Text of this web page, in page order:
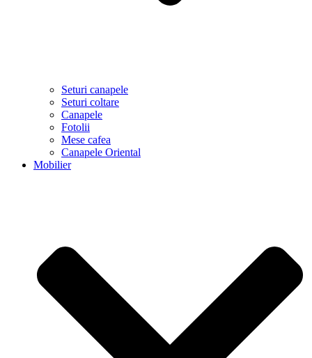
Seturi canapele
Seturi coltare
Canapele
Fotolii
Mese cafea
Canapele Oriental
Mobilier